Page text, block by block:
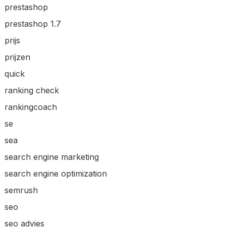
prestashop
prestashop 1.7
prijs
prijzen
quick
ranking check
rankingcoach
se
sea
search engine marketing
search engine optimization
semrush
seo
seo advies